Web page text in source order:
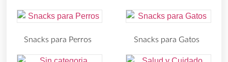
Snacks para Perros Snacks para Gatos